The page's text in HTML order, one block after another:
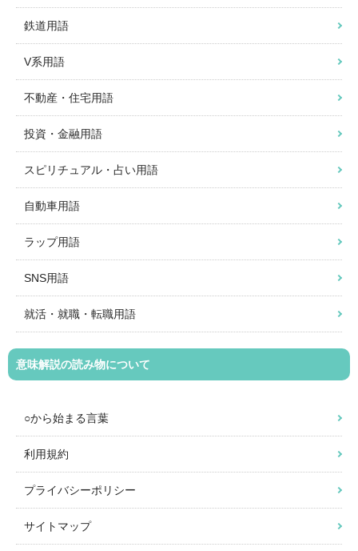
鉄道用語
V系用語
不動産・住宅用語
投資・金融用語
スピリチュアル・占い用語
自動車用語
ラップ用語
SNS用語
就活・就職・転職用語
意味解説の読み物について
○から始まる言葉
利用規約
プライバシーポリシー
サイトマップ